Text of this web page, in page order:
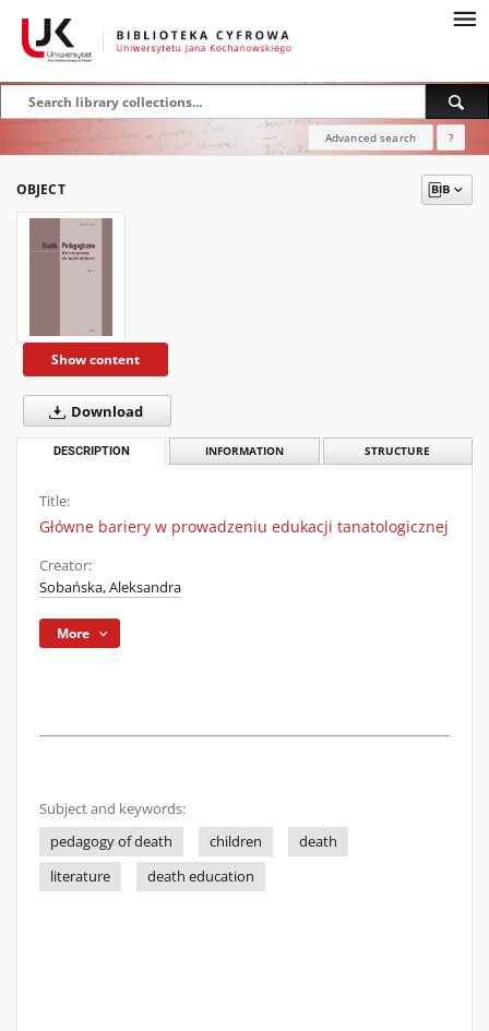
Advanced search ?
OBJECT
Show content
Download
DESCRIPTION INFORMATION STRUCTURE
Title:
Główne bariery w prowadzeniu edukacji tanatologicznej
Creator:
Sobańska, Aleksandra
More
Subject and keywords:
pedagogy of death
children
death
literature
death education